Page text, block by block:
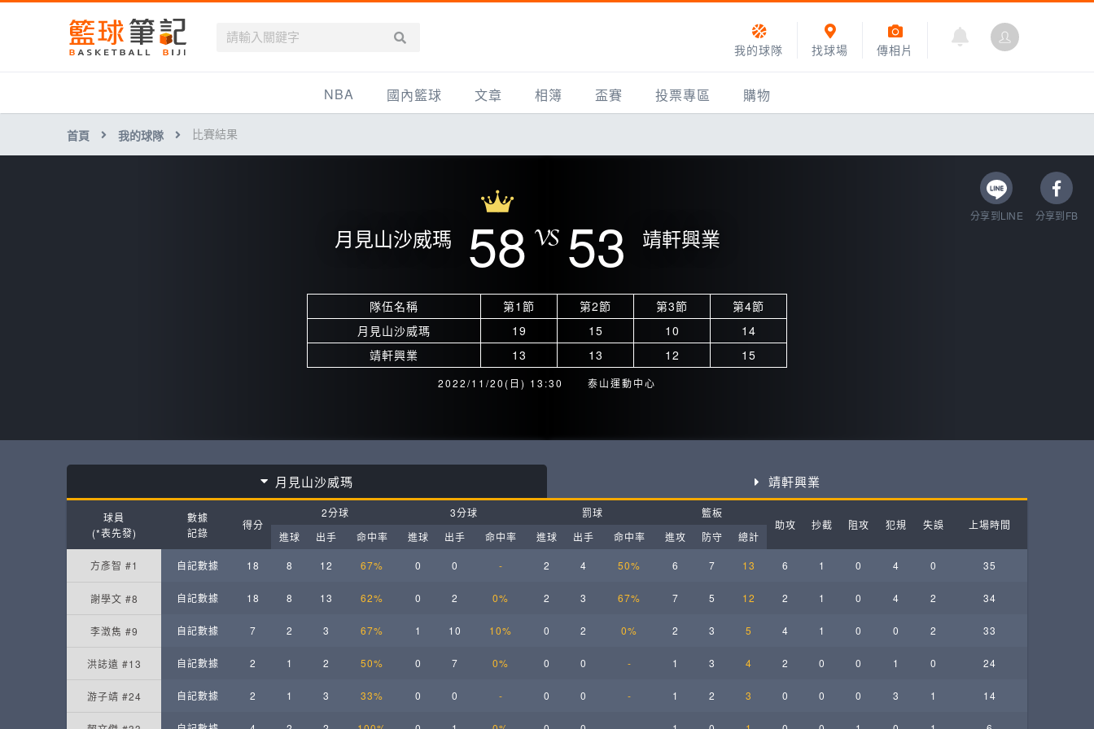
傳相片
找球場
我的球隊
NBA
戰績排名
國內籃球
HBL
文章
產品活動
知識分享
相簿
影片專區
盃賽
SHUBL世新籃球聯盟
SBC輔大超級盃
三重女子籃球聯盟
TBSL高中乙組小聯盟
淡水豆花聯盟
EMPOWER引爆運動訓練
月見山Max League
ELITE週日籃球聯盟-中壢場
投票專區 購物
首頁 我的球隊 比賽結果
分享到LINE 分享到FB
月見山沙威瑪 58 53 靖軒興業
隊伍名稱 第1節 第2節 第3節
第4節
月見山沙威瑪
19 15 10
14
靖軒興業
13 13 12 15
2022/11/20(日) 13:30 泰山運動中心
月見山沙威瑪 靖軒興業
球員
(*表先發)
數據
記錄
得分
2分球 3分球 罰球
籃板
助攻
抄截 阻攻 犯規 失誤
上場時間
進球
出手 命中率 進球 出手 命中率 進球 出手 命中率 進攻 防守 總計
方彥智 #1 自記數據 18 8 12 67% 0 0 - 2 4 50% 6 7 13 6 1 0 4 0 35
謝學文 #8 自記數據 18 8 13 62% 0 2 0% 2 3 67% 7 5 12 2 1 0 4 2 34
李澂雋 #9 自記數據 7 2 3 67% 1 10 10% 0 2 0% 2 3 5 4 1 0 0 2 33
洪誌遠 #13 自記數據 2 1 2 50% 0 7 0% 0 0 - 1 3 4 2 0 0 1 0 24
游子靖 #24 自記數據 2 1 3 33% 0 0 - 0 0 - 1 2 3 0 0 0 3 1 14